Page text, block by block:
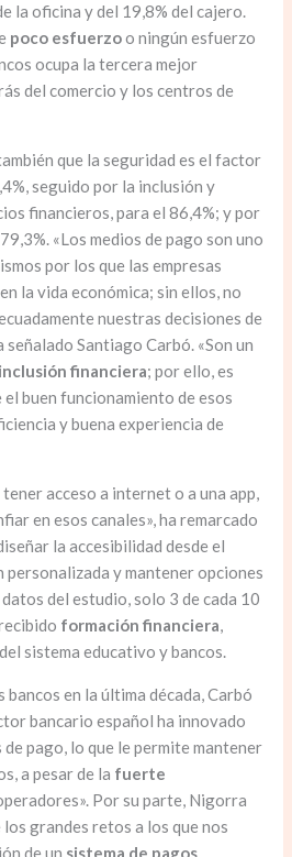
la oficina y del 19,8% del cajero.
poco esfuerzoo ningún esfuerzo
ocupa la tercera mejor
del comercio y los centros de
que la seguridad es el factor
seguido por la inclusión y
financieros, para el 86,4%; y por
«Los medios de pago son uno
por los que las empresas
la vida económica; sin ellos, no
nuestras decisiones de
señalado Santiago Carbó. «Son un
inclusión financiera; por ello, es
buen funcionamiento de esos
y buena experiencia de
acceso a internet o a una app,
en esos canales», ha remarcado
la accesibilidad desde el
y mantener opciones
del estudio, solo 3 de cada 10
formación financiera,
sistema educativo y bancos.
en la última década, Carbó
bancario español ha innovado
pago, lo que le permite mantener
a pesar de la fuerte
Por su parte, Nigorra
los grandes retos a los que nos
de un sistema de pagos